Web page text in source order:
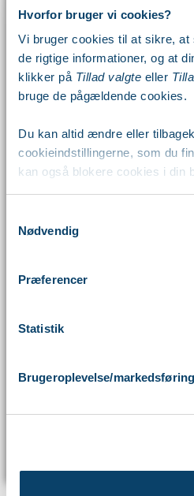
Hvorfor bruger vi cookies?
Vi bruger cookies til at sikre,
de rigtige informationer, og at
klikker på Tillad valgte eller
bruge de pågældende cookies.
Du kan altid ændre eller
cookieindstillingerne, som du
kan også blokere cookies i din
personoplysninger
Nødvendig
Præferencer
Statistik
Brugeroplevelse/markedsføring
Bliv rådgiver